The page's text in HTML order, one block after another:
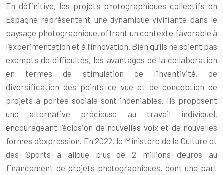
En définitive, les projets photographiques collectifs en
Espagne représentent une dynamique vivifiante dans le
paysage photographique, offrant un contexte favorable à
l’expérimentation et à l’innovation. Bien qu’ils ne soient pas
exempts de difficultés, les avantages de la collaboration
en termes de stimulation de l’inventivité, de
diversification des points de vue et de conception de
projets à portée sociale sont indéniables. Ils proposent
une alternative précieuse au travail individuel,
encourageant l’éclosion de nouvelles voix et de nouvelles
formes d’expression. En 2022, le Ministère de la Culture et
des Sports a alloué plus de 2 millions d’euros au
financement de projets photographiques, dont une part